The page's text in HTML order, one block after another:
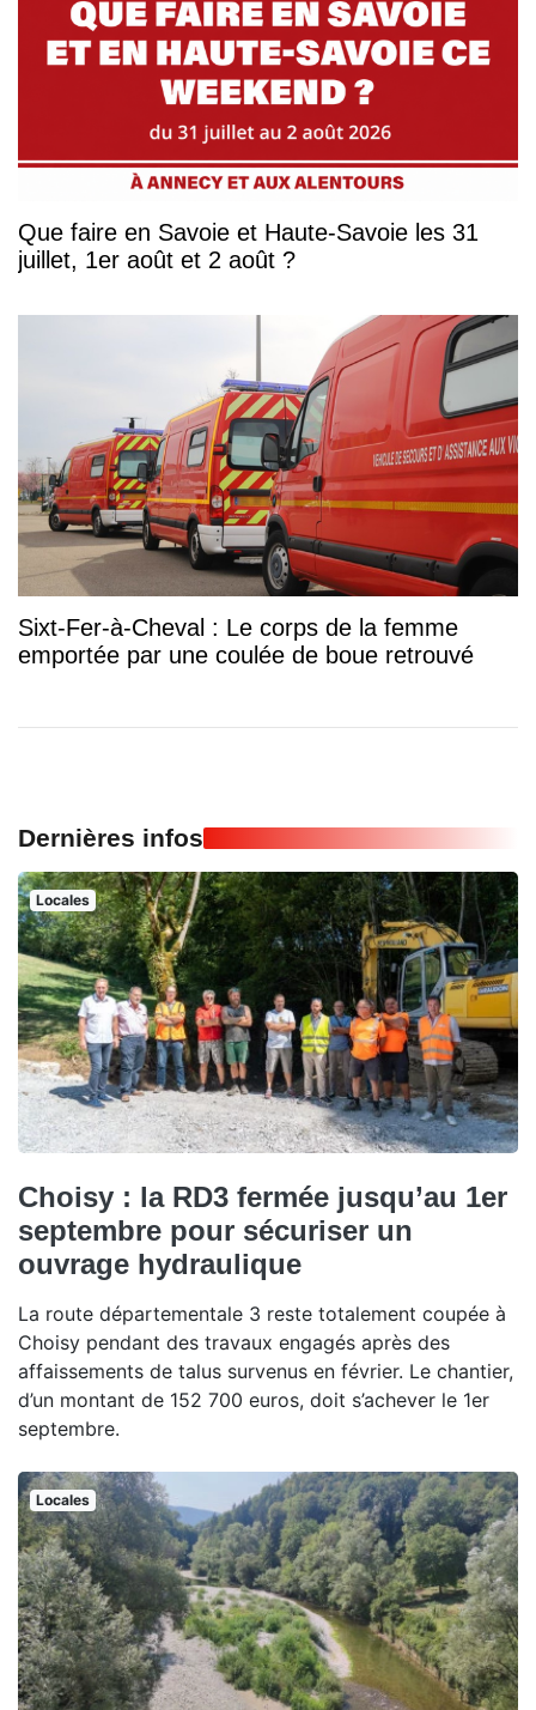
Que faire en Savoie et Haute-Savoie les 31
juillet, 1er août et 2 août ?
Sixt-Fer-à-Cheval : Le corps de la femme
emportée par une coulée de boue retrouvé
Dernières infos
Locales
Choisy : la RD3 fermée jusqu’au 1er
septembre pour sécuriser un
ouvrage hydraulique
La route départementale 3 reste totalement coupée à
Choisy pendant des travaux engagés après des
affaissements de talus survenus en février. Le chantier,
d’un montant de 152 700 euros, doit s’achever le 1er
septembre.
Locales